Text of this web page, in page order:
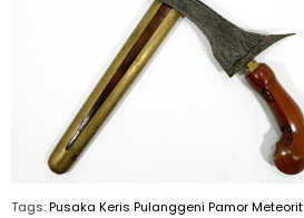
Tags:Pusaka Keris Pulanggeni Pamor Meteorit